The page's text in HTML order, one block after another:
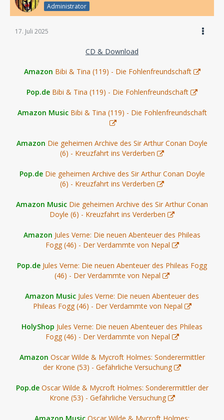
Administrator
17. Juli 2025
CD & Download
Amazon Bibi & Tina (119) - Die Fohlenfreundschaft
Pop.de Bibi & Tina (119) - Die Fohlenfreundschaft
Amazon Music Bibi & Tina (119) - Die Fohlenfreundschaft
Amazon Die geheimen Archive des Sir Arthur Conan Doyle
(6) - Kreuzfahrt ins Verderben
Pop.de Die geheimen Archive des Sir Arthur Conan Doyle
(6) - Kreuzfahrt ins Verderben
Amazon Music Die geheimen Archive des Sir Arthur Conan
Doyle (6) - Kreuzfahrt ins Verderben
Amazon Jules Verne: Die neuen Abenteuer des Phileas
Fogg (46) - Der Verdammte von Nepal
Pop.de Jules Verne: Die neuen Abenteuer des Phileas Fogg
(46) - Der Verdammte von Nepal
Amazon Music Jules Verne: Die neuen Abenteuer des
Phileas Fogg (46) - Der Verdammte von Nepal
HolyShop Jules Verne: Die neuen Abenteuer des Phileas
Fogg (46) - Der Verdammte von Nepal
Amazon Oscar Wilde & Mycroft Holmes: Sonderermittler
der Krone (53) - Gefährliche Versuchung
Pop.de Oscar Wilde & Mycroft Holmes: Sonderermittler der
Krone (53) - Gefährliche Versuchung